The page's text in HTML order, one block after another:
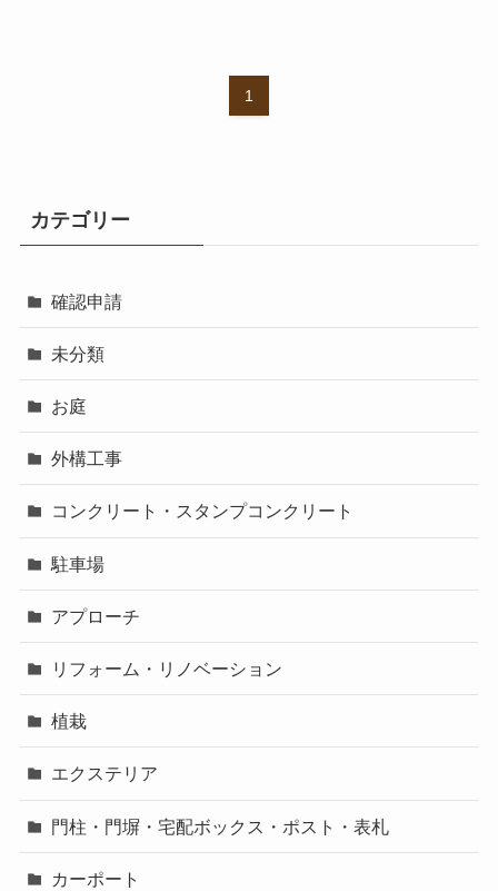
1
カテゴリー
確認申請
未分類
お庭
外構工事
コンクリート・スタンプコンクリート
駐車場
アプローチ
リフォーム・リノベーション
植栽
エクステリア
門柱・門塀・宅配ボックス・ポスト・表札
カーポート